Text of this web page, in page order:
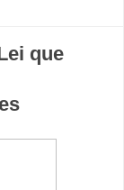
que